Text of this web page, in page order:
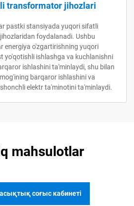
transformator jihozlari
pastki stansiyada yuqori sifatli
foydalanadi. Ushbu
energiya o'zgartirishning yuqori
yo'qotishli ishlashga va kuchlanishni
ishlashini ta'minlaydi, shu bilan
barqaror ishlashini va
elektr ta'minotini ta'minlaydi.
mahsulotlar
соғыс кабинеті